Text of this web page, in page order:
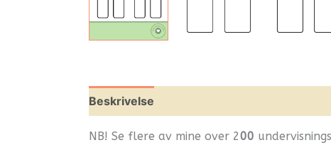
Beskrivelse
NB! Se flere av mine over 200